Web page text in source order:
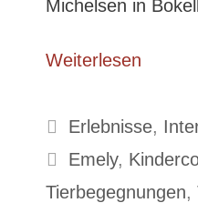
Michelsen in
Weiterlesen
Kategorien
Erlebnisse,
Schlagwörter
Emely,
Tierbegegnungen,